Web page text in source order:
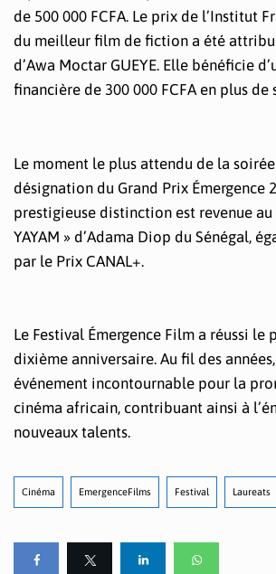
de 500 000 FCFA. Le prix de l’Institut
du meilleur film de fiction a été
d’Awa Moctar GUEYE. Elle bénéficie
financière de 300 000 FCFA en plus de
Le moment le plus attendu de la
désignation du Grand Prix Émergence
prestigieuse distinction est revenue au
YAYAM » d’Adama Diop du Sénégal,
par le Prix CANAL+.
Le Festival Émergence Film a réussi le
dixième anniversaire. Au fil des
événement incontournable pour la
cinéma africain, contribuant ainsi à
nouveaux talents.
Cinéma EmergenceFilms Festival Laureats